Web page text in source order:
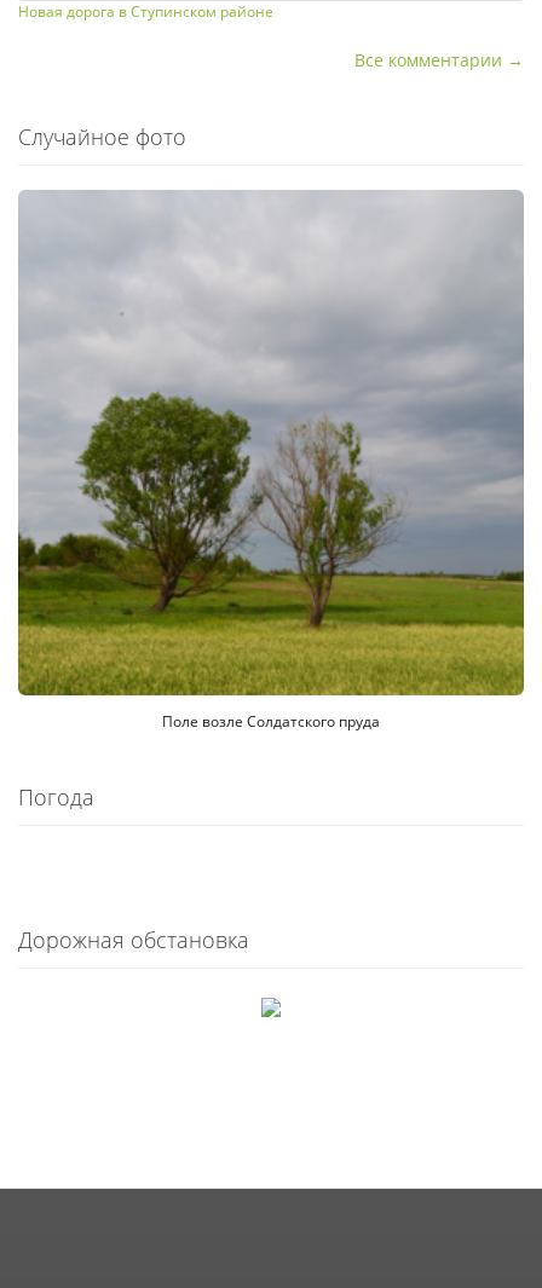
Новая дорога в Ступинском районе
Все комментарии →
Случайное фото
Поле возле Солдатского пруда
Погода
Дорожная обстановка